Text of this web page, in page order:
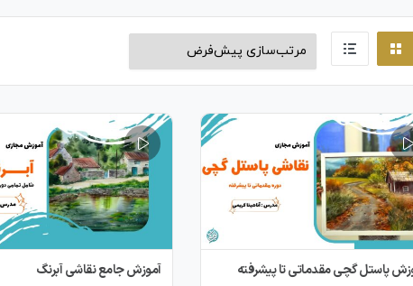
پاستل گچی مقدماتی تا پیشرفته آموزش جامع نقاشی آبرنگ